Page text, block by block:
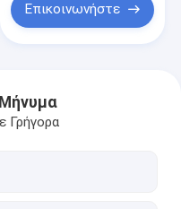
Επικοινωνήστε
Γρήγορα